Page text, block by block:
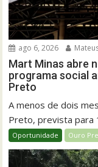
ago 6, 2026
Mart Minas abre
programa social
Preto
A menos de dois
Preto, prevista para
Oportunidade Ouro